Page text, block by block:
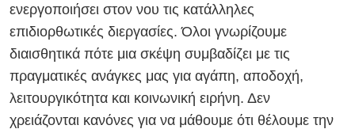
ενεργοποιήσει στον νου τις κατάλληλες
επιδιορθωτικές διεργασίες. Όλοι γνωρίζουμε
διαισθητικά πότε μια σκέψη συμβαδίζει με τις
πραγματικές ανάγκες μας για αγάπη, αποδοχή,
λειτουργικότητα και κοινωνική ειρήνη. Δεν
χρειάζονται κανόνες για να μάθουμε ότι θέλουμε την